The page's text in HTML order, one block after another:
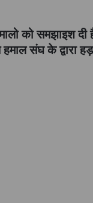
को समझाइश दी
संघ के द्वारा